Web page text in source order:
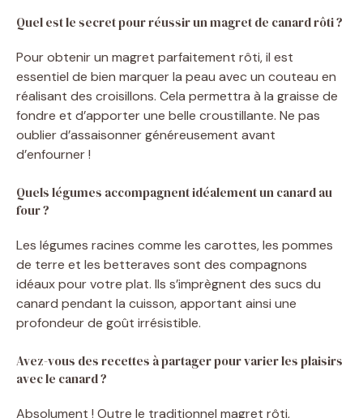
Quel est le secret pour réussir un magret de canard rôti ?
Pour obtenir un magret parfaitement rôti, il est
essentiel de bien marquer la peau avec un couteau en
réalisant des croisillons. Cela permettra à la graisse de
fondre et d’apporter une belle croustillante. Ne pas
oublier d’assaisonner généreusement avant
d’enfourner !
Quels légumes accompagnent idéalement un canard au
four ?
Les légumes racines comme les carottes, les pommes
de terre et les betteraves sont des compagnons
idéaux pour votre plat. Ils s’imprègnent des sucs du
canard pendant la cuisson, apportant ainsi une
profondeur de goût irrésistible.
Avez-vous des recettes à partager pour varier les plaisirs
avec le canard ?
Absolument ! Outre le traditionnel magret rôti,